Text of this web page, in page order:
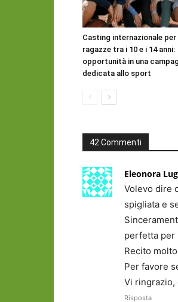
Casting internazionale per
ragazze tra i 10 e i 14 anni:
opportunità in una
dedicata allo sport
42 Commenti
Eleonora
Volevo dire
spigliata e
perfetta per
Recito
Per favore
Vi ringrazio,
Risposta